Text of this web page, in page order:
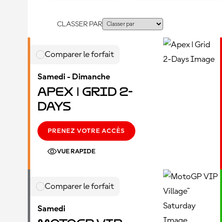
CLASSER PAR
Comparer le forfait
Samedi - Dimanche
Apex | Grid 2-
Days
PRENEZ VOTRE ACCÈS
VUE RAPIDE
Comparer le forfait
Samedi